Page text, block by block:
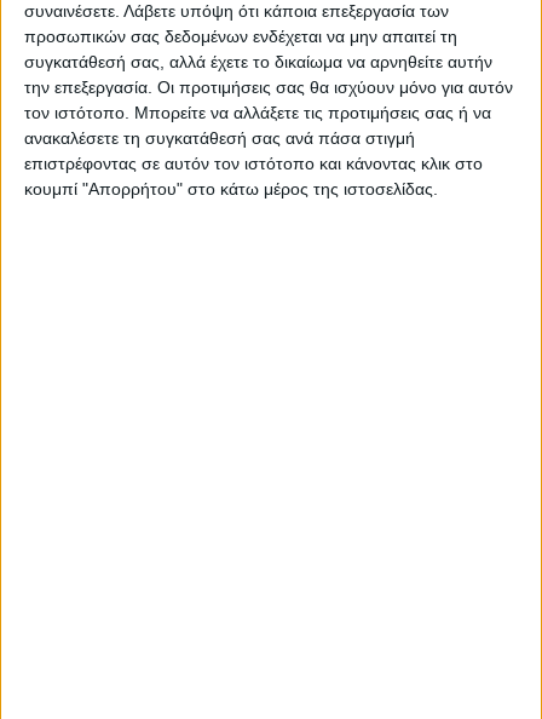
συναινέσετε. Λάβετε υπόψη ότι κάποια επεξεργασία των
προσωπικών σας δεδομένων ενδέχεται να μην απαιτεί τη
συγκατάθεσή σας, αλλά έχετε το δικαίωμα να αρνηθείτε αυτήν
την επεξεργασία. Οι προτιμήσεις σας θα ισχύουν μόνο για αυτόν
τον ιστότοπο. Μπορείτε να αλλάξετε τις προτιμήσεις σας ή να
ανακαλέσετε τη συγκατάθεσή σας ανά πάσα στιγμή
επιστρέφοντας σε αυτόν τον ιστότοπο και κάνοντας κλικ στο
κουμπί "Απορρήτου" στο κάτω μέρος της ιστοσελίδας.